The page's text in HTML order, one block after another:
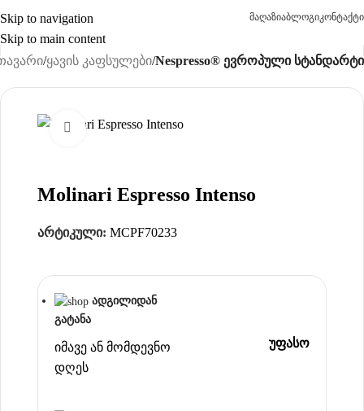
Skip to navigation
Skip to main content
მაღაზიაბლოგიკონტაქტი
ყავის კაფსულები Nespresso® ევროპული სტანდარტი
Click to enlarge
Molinari Espresso Intenso
არტიკული: MCPF70233
ადგილიდან
გატანა
იმავე ან მომდევნო
დღეს
უფასო